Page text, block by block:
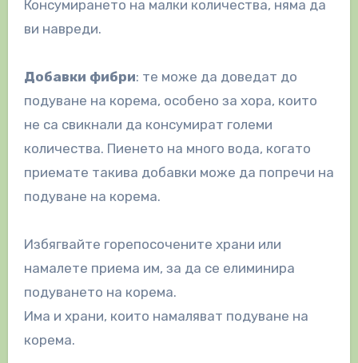
Консумирането на малки количества, няма да
ви навреди.
Добавки фибри: те може да доведат до
подуване на корема, особено за хора, които
не са свикнали да консумират големи
количества. Пиенето на много вода, когато
приемате такива добавки може да попречи на
подуване на корема.
Избягвайте горепосочените храни или
намалете приема им, за да се елиминира
подуването на корема.
Има и храни, които намаляват подуване на
корема.